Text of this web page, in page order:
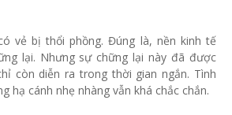
vẻ bị thổi phồng. Đúng là, nền kinh tế
lại. Nhưng sự chững lại này đã được
còn diễn ra trong thời gian ngắn. Tình
hạ cánh nhẹ nhàng vẫn khá chắc chắn.